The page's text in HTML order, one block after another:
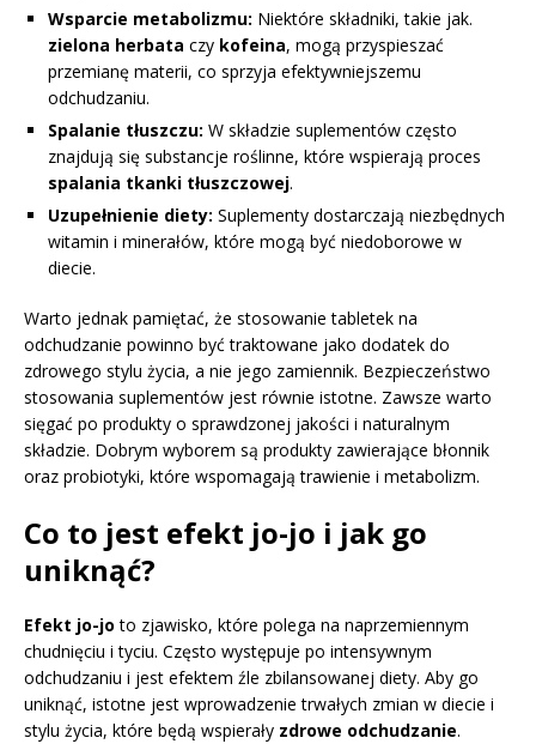
Wsparcie metabolizmu: Niektóre składniki, takie jak.
zielona herbata czy kofeina, mogą przyspieszać
przemianę materii, co sprzyja efektywniejszemu
odchudzaniu.
Spalanie tłuszczu: W składzie suplementów często
znajdują się substancje roślinne, które wspierają proces
spalania tkanki tłuszczowej.
Uzupełnienie diety: Suplementy dostarczają niezbędnych
witamin i minerałów, które mogą być niedoborowe w
diecie.
Warto jednak pamiętać, że stosowanie tabletek na
odchudzanie powinno być traktowane jako dodatek do
zdrowego stylu życia, a nie jego zamiennik. Bezpieczeństwo
stosowania suplementów jest równie istotne. Zawsze warto
sięgać po produkty o sprawdzonej jakości i naturalnym
składzie. Dobrym wyborem są produkty zawierające błonnik
oraz probiotyki, które wspomagają trawienie i metabolizm.
Co to jest efekt jo-jo i jak go
uniknąć?
Efekt jo-jo to zjawisko, które polega na naprzemiennym
chudnięciu i tyciu. Często występuje po intensywnym
odchudzaniu i jest efektem źle zbilansowanej diety. Aby go
uniknąć, istotne jest wprowadzenie trwałych zmian w diecie i
stylu życia, które będą wspierały zdrowe odchudzanie.